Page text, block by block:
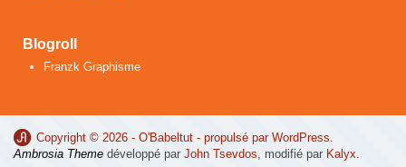
Blogroll
Franzk Graphisme
Copyright © 2026 - O'Babeltut - propulsé par WordPress.
Ambrosia Theme développé par John Tsevdos, modifié par Kalyx.